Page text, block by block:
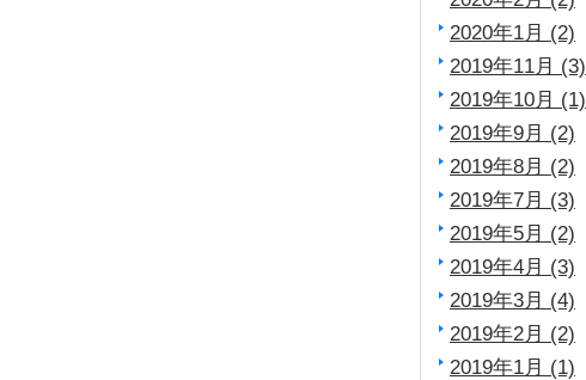
2020年1月 (2)
2019年11月 (3)
2019年10月 (1)
2019年9月 (2)
2019年8月 (2)
2019年7月 (3)
2019年5月 (2)
2019年4月 (3)
2019年3月 (4)
2019年2月 (2)
2019年1月 (1)